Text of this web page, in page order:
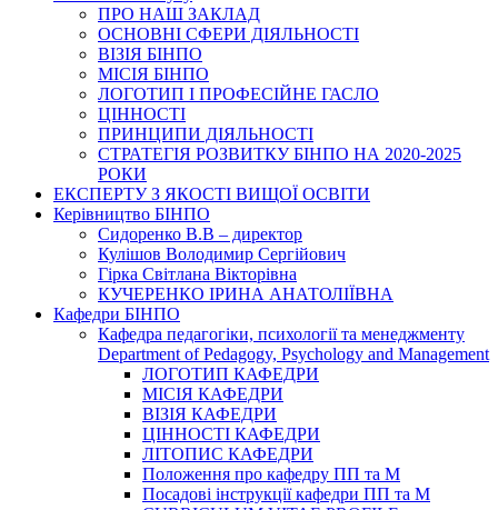
ПРО НАШ ЗАКЛАД
ОСНОВНІ СФЕРИ ДІЯЛЬНОСТІ
ВІЗІЯ БІНПО
МІСІЯ БІНПО
ЛОГОТИП І ПРОФЕСІЙНЕ ГАСЛО
ЦІННОСТІ
ПРИНЦИПИ ДІЯЛЬНОСТІ
СТРАТЕГІЯ РОЗВИТКУ БІНПО НА 2020-2025
РОКИ
ЕКСПЕРТУ З ЯКОСТІ ВИЩОЇ ОСВІТИ
Керівництво БІНПО
Сидоренко В.В – директор
Кулішов Володимир Сергійович
Гірка Світлана Вікторівна
КУЧЕРЕНКО ІРИНА АНАТОЛІЇВНА
Кафедри БІНПО
Кафедра педагогіки, психології та менеджменту
Department of Pedagogy, Psychology and Management
ЛОГОТИП КАФЕДРИ
МІСІЯ КАФЕДРИ
ВІЗІЯ КАФЕДРИ
ЦІННОСТІ КАФЕДРИ
ЛІТОПИС КАФЕДРИ
Положення про кафедру ПП та М
Посадові інструкції кафедри ПП та М